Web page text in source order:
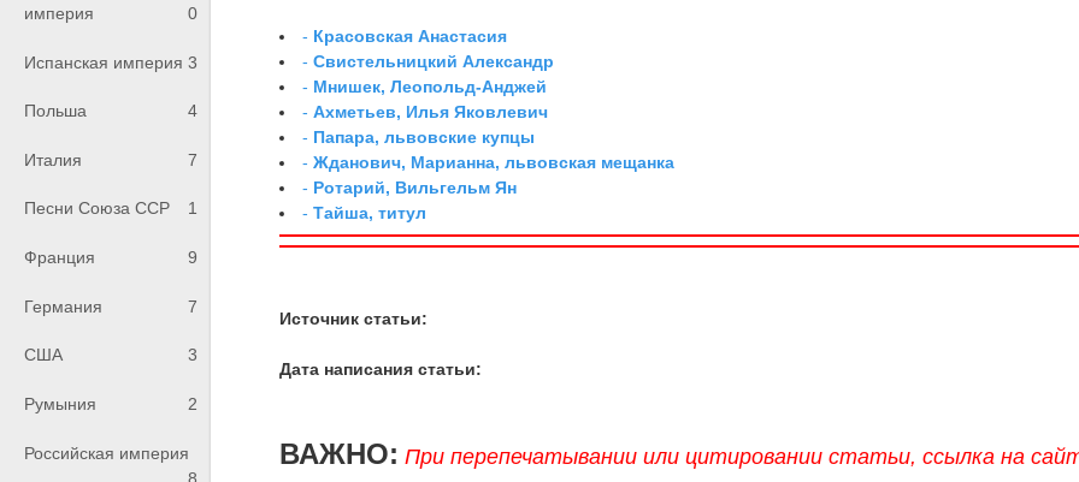
империя
0
Испанская империя 3
Польша 4
Италия 7
Песни Союза ССР 1
Франция 9
Германия 7
США 3
Румыния 2
Российская империя
8
- Красовская Анастасия
-Свистельницкий Александр
- Мнишек, Леопольд-Анджей
-Ахметьев, Илья Яковлевич
- Папара, львовские купцы
-Жданович, Марианна, львовская мещанка
- Ротарий, Вильгельм Ян
-Тайша, титул
Источник статьи:
Дата написания статьи:
ВАЖНО: При перепечатывании или цитировании статьи, ссылка на